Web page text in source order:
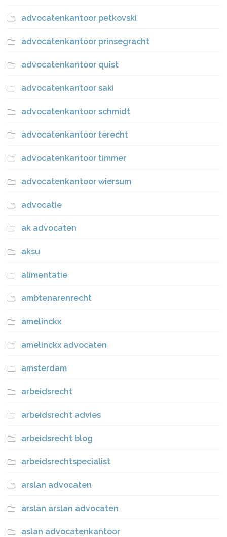
advocatenkantoor petkovski
advocatenkantoor prinsegracht
advocatenkantoor quist
advocatenkantoor saki
advocatenkantoor schmidt
advocatenkantoor terecht
advocatenkantoor timmer
advocatenkantoor wiersum
advocatie
ak advocaten
aksu
alimentatie
ambtenarenrecht
amelinckx
amelinckx advocaten
amsterdam
arbeidsrecht
arbeidsrecht advies
arbeidsrecht blog
arbeidsrechtspecialist
arslan advocaten
arslan arslan advocaten
aslan advocatenkantoor